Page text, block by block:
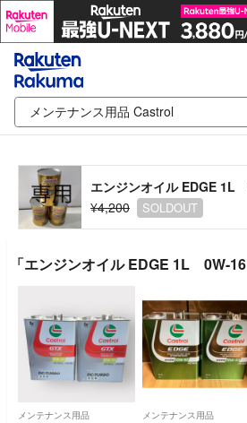
エンジンオイル EDGE 1L
¥4,200
SOLDOUT
「エンジンオイル EDGE 1L 0W-
メンテナンス用品 メンテナンス用品